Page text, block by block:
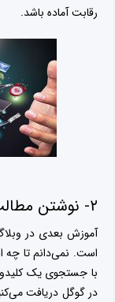
رقابت آماده باشد.
۲- نوشتن مطالب خلاقانه
آموزش بعدی در
است. نمی‌دانم تا چه
در گوگل دریافت